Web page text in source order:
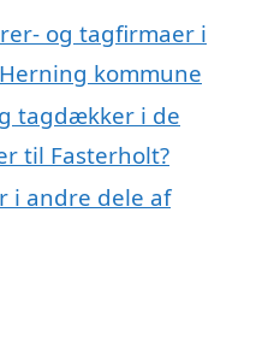
og tagfirmaer i
kommune
tagdækker i de
til Fasterholt?
i andre dele af